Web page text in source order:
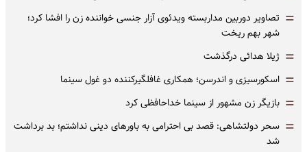
= تصاویر دوربین مداربسته ویدئوی آزار جنسی خواننده زن را افشا کرد؛
شهر بهم ریخت
= ژیلا هدائی درگذشت
= اسکورسیزی و اندرسن؛ همکاری غافلگیرکننده دو غول سینما
= بازیگر زن مشهور از سینما خداحافظی کرد
= سحر دولتشاهی: قصد بی احترامی به باورهای دینی نداشتم؛ بد برداشت
شد